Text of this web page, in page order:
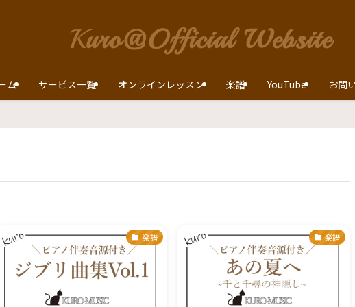
ム サービス一覧 オンラインレッスン 楽譜 YouTube お問
楽譜 楽譜